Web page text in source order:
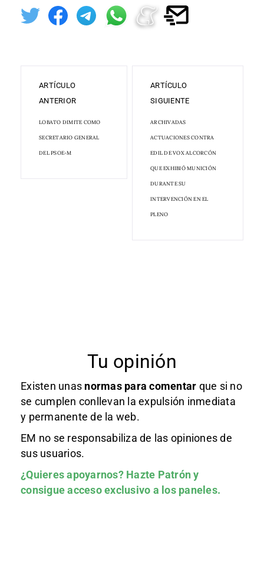
ARTÍCULO
ANTERIOR
LOBATO DIMITE COMO
SECRETARIO GENERAL
DEL PSOE-M
ARTÍCULO
SIGUIENTE
ARCHIVADAS
ACTUACIONES CONTRA
EDIL DE VOX ALCORCÓN
QUE EXHIBIÓ MUNICIÓN
DURANTE SU
INTERVENCIÓN EN EL
PLENO
Tu opinión
Existen unas normas para comentar que si no
se cumplen conllevan la expulsión inmediata
y permanente de la web.
EM no se responsabiliza de las opiniones de
sus usuarios.
¿Quieres apoyarnos? Hazte Patróny
consigue acceso exclusivo a los paneles.